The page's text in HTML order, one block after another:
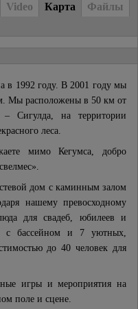
Video Карта
Файлы
в 1992 году. В 2001 году мы
Мы расположены в 50 км от
Сигулда, на территории
леса.
мимо Кегумса, добро
дом с каминным залом
нашему превосходному
для свадеб, юбилеев и
с бассейном и 7 уютных,
до 40 человек для
игры и мероприятия на
поле и сцене.